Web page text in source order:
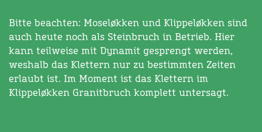
Bitte beachten: Moseløkken und Klippeløkken sind
auch heute noch als Steinbruch in Betrieb. Hier
kann teilweise mit Dynamit gesprengt werden,
weshalb das Klettern nur zu bestimmten Zeiten
erlaubt ist. Im Moment ist das Klettern im
Klippeløkken Granitbruch komplett untersagt.